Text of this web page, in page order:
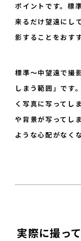
ポイントです。標
来るだけ望遠にし
影することをおす
標準～中望遠で撮
しまう範囲」です
く写真に写ってし
や背景が写ってし
ような心配がなく
実際に撮っ